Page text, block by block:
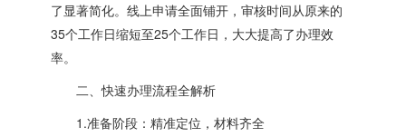
了显著简化。线上申请全面铺开，审核时间从原来的
35个工作日缩短至25个工作日，大大提高了办理效
率。
二、快速办理流程全解析
1.准备阶段：精准定位，材料齐全